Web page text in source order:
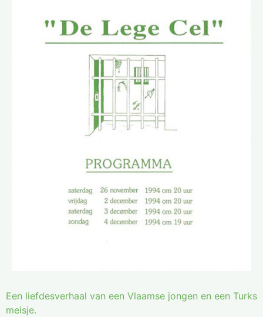
Een liefdesverhaal van een Vlaamse jongen en een Turks
meisje.